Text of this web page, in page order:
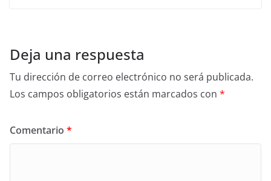
Deja una respuesta
Tu dirección de correo electrónico no será publicada.
Los campos obligatorios están marcados con *
Comentario *